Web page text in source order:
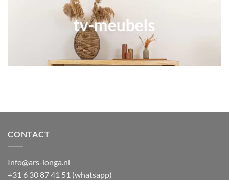
tv-meubels
CONTACT
Info@ars-longa.nl
+31 6 30 87 41 51 (whatsapp)